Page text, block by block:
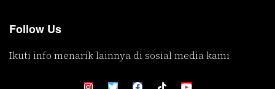
Follow Us
Ikuti info menarik lainnya di sosial media kami